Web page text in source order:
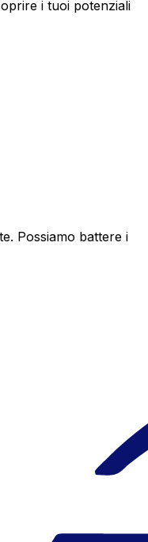
i tuoi potenziali
Possiamo battere i